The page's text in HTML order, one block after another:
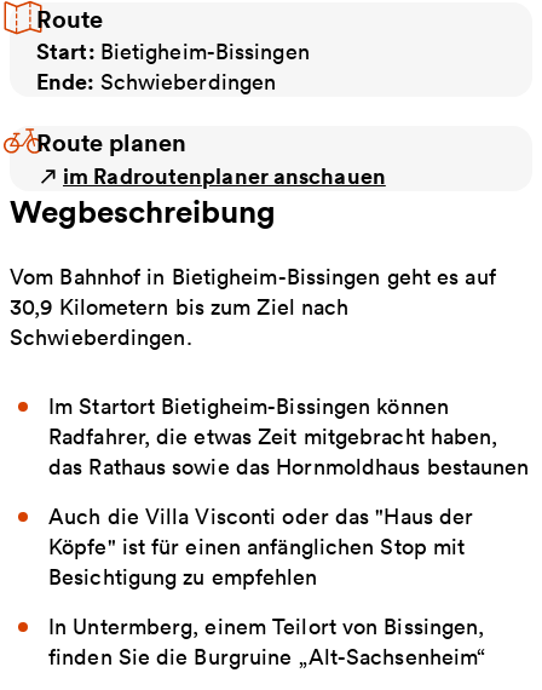
Route
Start: Bietigheim-Bissingen
Ende: Schwieberdingen
Route planen
im Radroutenplaner anschauen
Wegbeschreibung
Vom Bahnhof in Bietigheim-Bissingen geht es auf
30,9 Kilometern bis zum Ziel nach
Schwieberdingen.
Im Startort Bietigheim-Bissingen können
Radfahrer, die etwas Zeit mitgebracht haben,
das Rathaus sowie das Hornmoldhaus bestaunen
Auch die Villa Visconti oder das "Haus der
Köpfe" ist für einen anfänglichen Stop mit
Besichtigung zu empfehlen
In Untermberg, einem Teilort von Bissingen,
finden Sie die Burgruine „Alt-Sachsenheim“